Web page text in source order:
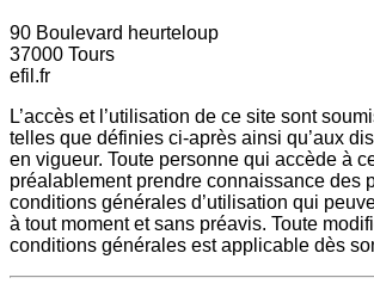
90 Boulevard heurteloup
37000 Tours
efil.fr
L’accès et l’utilisation de ce site sont
telles que définies ci-après ainsi qu’aux
en vigueur. Toute personne qui accède à
préalablement prendre connaissance des
conditions générales d’utilisation qui
à tout moment et sans préavis. Toute
conditions générales est applicable dès